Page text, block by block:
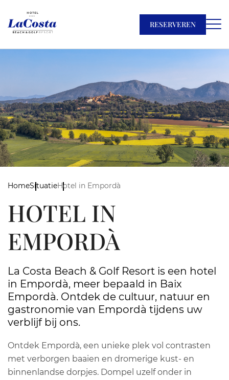
RESERVEREN
HomeSituatieHotel in Empordà
HOTEL IN
EMPORDÀ
La Costa Beach & Golf Resort is een hotel
in Empordà, meer bepaald in Baix
Empordà. Ontdek de cultuur, natuur en
gastronomie van Empordà tijdens uw
verblijf bij ons.
Ontdek Empordà, een unieke plek vol contrasten
met verborgen baaien en dromerige kust- en
binnenlandse dorpjes. Dompel uzelf onder in